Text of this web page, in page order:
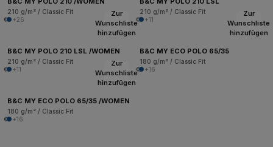
210 g/m² / Classic Fit
+26
210 g/m² / Classic Fit
+11
Zur
Wunschliste
hinzufügen
B&C MY POLO 210 LSL /WOMEN
210 g/m² / Classic Fit
+11
Zur
Wunschliste
hinzufügen
B&C MY ECO POLO 65/35
180 g/m² / Classic Fit
+16
Zur
Wunschliste
hinzufügen
B&C MY ECO POLO 65/35 /WOMEN
180 g/m² / Classic Fit
+16